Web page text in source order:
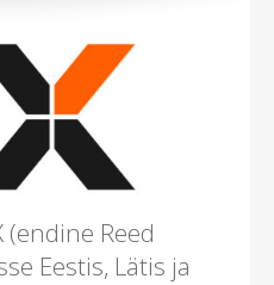
(endine Reed
Eestis, Lätis ja